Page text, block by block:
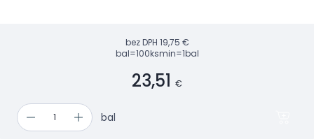
bez DPH 19,75 €
bal=100ksmin=1bal
23,51 €
bal